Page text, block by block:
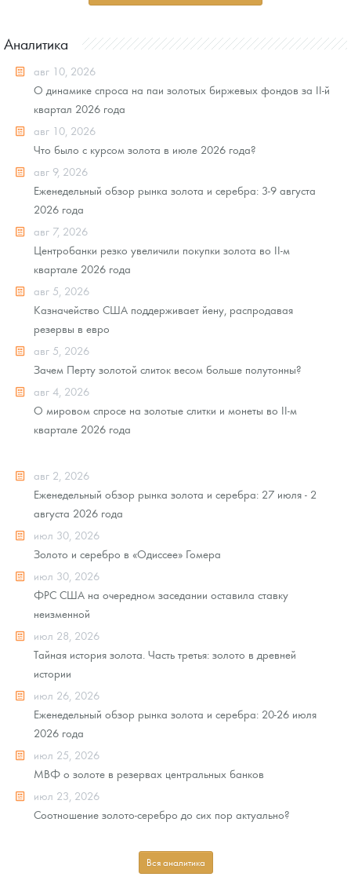
Аналитика
авг 10, 2026
О динамике спроса на паи золотых биржевых фондов за II-й
квартал 2026 года
авг 10, 2026
Что было с курсом золота в июле 2026 года?
авг 9, 2026
Еженедельный обзор рынка золота и серебра: 3-9 августа
2026 года
авг 7, 2026
Центробанки резко увеличили покупки золота во II-м
квартале 2026 года
авг 5, 2026
Казначейство США поддерживает йену, распродавая
резервы в евро
авг 5, 2026
Зачем Перту золотой слиток весом больше полутонны?
авг 4, 2026
О мировом спросе на золотые слитки и монеты во II-м
квартале 2026 года
авг 2, 2026
Еженедельный обзор рынка золота и серебра: 27 июля - 2
августа 2026 года
июл 30, 2026
Золото и серебро в «Одиссее» Гомера
июл 30, 2026
ФРС США на очередном заседании оставила ставку
неизменной
июл 28, 2026
Тайная история золота. Часть третья: золото в древней
истории
июл 26, 2026
Еженедельный обзор рынка золота и серебра: 20-26 июля
2026 года
июл 25, 2026
МВФ о золоте в резервах центральных банков
июл 23, 2026
Соотношение золото-серебро до сих пор актуально?
Вся аналитика